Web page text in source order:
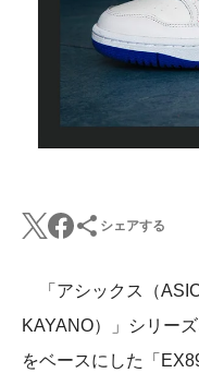
シェアする
「アシックス（
KAYANO）」シリー
をベースにした「